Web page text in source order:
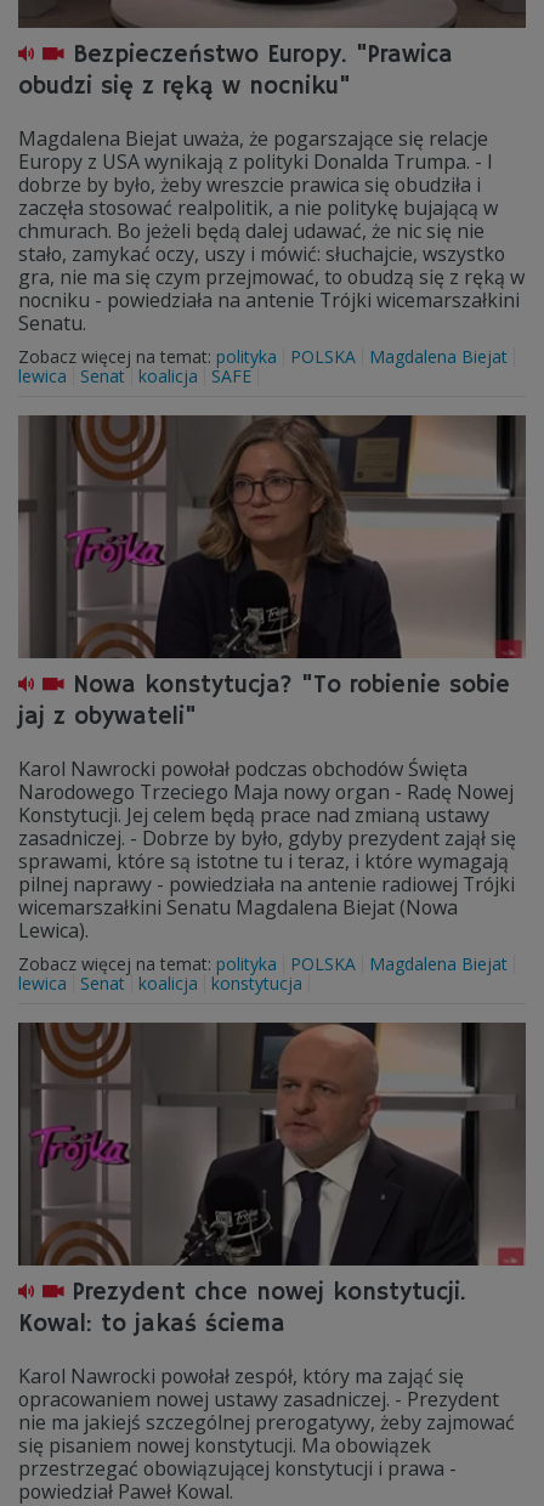
Bezpieczeństwo Europy. "Prawica
obudzi się z ręką w nocniku"
Magdalena Biejat uważa, że pogarszające się relacje
Europy z USA wynikają z polityki Donalda Trumpa. - I
dobrze by było, żeby wreszcie prawica się obudziła i
zaczęła stosować realpolitik, a nie politykę bujającą w
chmurach. Bo jeżeli będą dalej udawać, że nic się nie
stało, zamykać oczy, uszy i mówić: słuchajcie, wszystko
gra, nie ma się czym przejmować, to obudzą się z ręką w
nocniku - powiedziała na antenie Trójki wicemarszałkini
Senatu.
Zobacz więcej na temat: polityka POLSKA
Magdalena Biejat
lewica
Senat koalicja SAFE
Nowa konstytucja? "To robienie sobie
jaj z obywateli"
Karol Nawrocki powołał podczas obchodów Święta
Narodowego Trzeciego Maja nowy organ - Radę Nowej
Konstytucji. Jej celem będą prace nad zmianą ustawy
zasadniczej. - Dobrze by było, gdyby prezydent zajął się
sprawami, które są istotne tu i teraz, i które wymagają
pilnej naprawy - powiedziała na antenie radiowej Trójki
wicemarszałkini Senatu Magdalena Biejat (Nowa
Lewica).
Zobacz więcej na temat: polityka POLSKA
Magdalena Biejat
lewica
Senat koalicja konstytucja
Prezydent chce nowej konstytucji.
Kowal: to jakaś ściema
Karol Nawrocki powołał zespół, który ma zająć się
opracowaniem nowej ustawy zasadniczej. - Prezydent
nie ma jakiejś szczególnej prerogatywy, żeby zajmować
się pisaniem nowej konstytucji. Ma obowiązek
przestrzegać obowiązującej konstytucji i prawa -
powiedział Paweł Kowal.